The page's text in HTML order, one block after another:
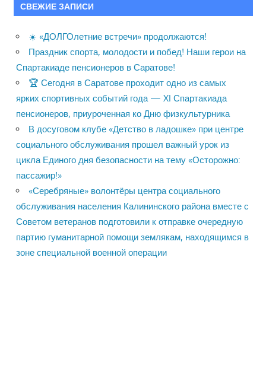
СВЕЖИЕ ЗАПИСИ
☀️ «ДОЛГОлетние встречи» продолжаются!
Праздник спорта, молодости и побед! Наши герои на
Спартакиаде пенсионеров в Саратове!
🏆 Сегодня в Саратове проходит одно из самых
ярких спортивных событий года — XI Спартакиада
пенсионеров, приуроченная ко Дню физкультурника
В досуговом клубе «Детство в ладошке» при центре
социального обслуживания прошел важный урок из
цикла Единого дня безопасности на тему «Осторожно:
пассажир!»
«Серебряные» волонтёры центра социального
обслуживания населения Калининского района вместе с
Советом ветеранов подготовили к отправке очередную
партию гуманитарной помощи землякам, находящимся в
зоне специальной военной операции